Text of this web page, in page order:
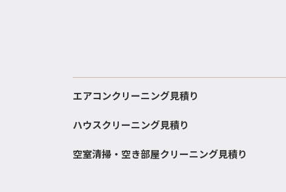
エアコンクリーニング見積り
ハウスクリーニング見積り
空室清掃・空き部屋クリーニング見積り